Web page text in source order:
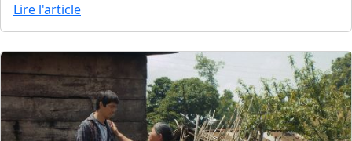
Lire l'article